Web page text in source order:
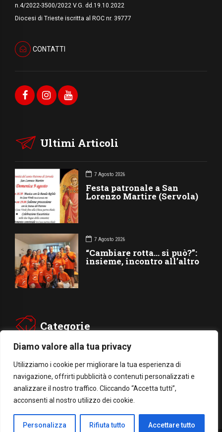
Diamo valore alla tua privacy
Utilizziamo i cookie per migliorare la tua esperienza di
navigazione, offrirti pubblicità o contenuti personalizzati e
analizzare il nostro traffico. Cliccando “Accetta tutti”,
acconsenti al nostro utilizzo dei cookie.
Personalizza Rifiuta tutto Accettare tutto
n.4/2022-3500/2022 V.G. dd.19.10.2022
Diocesi di Trieste iscritta al ROC nr. 39777
CONTATTI
Ultimi Articoli
7 Agosto 2026
Festa patronale a San
Lorenzo Martire (Servola)
7 Agosto 2026
“Cambiare rotta… si può?”:
insieme, incontro all’altro
Categorie
CARITÁ GIUBILEO
CULTURA MEDIA